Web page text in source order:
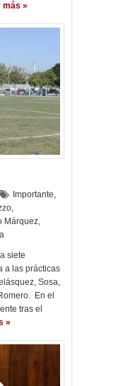
más »
Importante,
,
Márquez,
siete
a las prácticas
Sosa,
En el
tras el
»